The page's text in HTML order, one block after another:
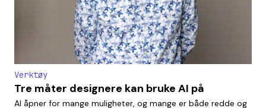
Verktøy
Tre måter designere kan bruke AI på
AI åpner for mange muligheter, og mange er både redde og